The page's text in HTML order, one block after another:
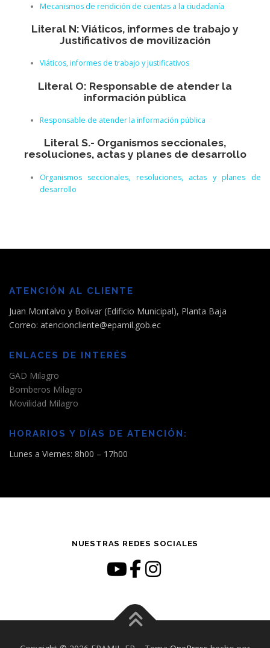
Mecanismos de rendición de cuentas a la ciudadanía
Literal N: Viáticos, informes de trabajo y
Justificativos de movilización
Viáticos, informes de trabajo y justificativos
Literal O: Responsable de atender la
información pública
Responsable de atender la información pública
Literal S.- Organismos seccionales,
resoluciones, actas y planes de desarrollo
Organismos seccionales, resoluciones, actas y planes de
desarrollo
ATENCIÓN AL CLIENTE
Juan Montalvo y Bolivar (Edificio Municipal), Planta Baja
Correo: atencioncliente@epamil.gob.ec
ENLACES DE INTERÉS
GAD Milagro
Bomberos Milagro
Movilidad Milagro
HORARIOS Y DÍAS DE ATENCIÓN:
Lunes a Viernes: 8h00 – 17h00
NUESTRAS REDES SOCIALES